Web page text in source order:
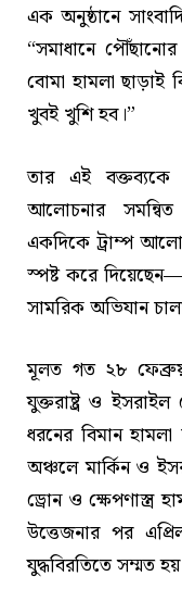
এক অনুষ্ঠানে
“সমাধানে
বোমা হামলা ছাড়াই
খুবই খুশি হব।”
তার এই
আলোচনার
একদিকে ট্রাম্প
স্পষ্ট করে
সামরিক অভিযান
মূলত গত ২৮
যুক্তরাষ্ট্র ও
ধরনের বিমান
অঞ্চলে মার্কিন ও
ড্রোন ও ক্ষেপণাস্ত্র
উত্তেজনার পর
যুদ্ধবিরতিতে সম্মত